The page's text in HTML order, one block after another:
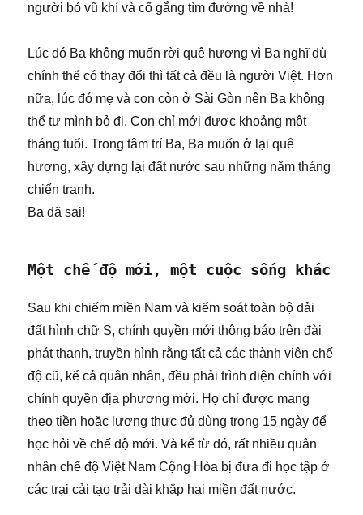
người bỏ vũ khí và cố gắng tìm đường về nhà!
Lúc đó Ba không muốn rời quê hương vì Ba nghĩ dù
chính thể có thay đổi thì tất cả đều là người Việt. Hơn
nữa, lúc đó mẹ và con còn ở Sài Gòn nên Ba không
thể tự mình bỏ đi. Con chỉ mới được khoảng một
tháng tuổi. Trong tâm trí Ba, Ba muốn ở lại quê
hương, xây dựng lại đất nước sau những năm tháng
chiến tranh.
Ba đã sai!
Một chế độ mới, một cuộc sống khác
Sau khi chiếm miền Nam và kiểm soát toàn bộ dải
đất hình chữ S, chính quyền mới thông báo trên đài
phát thanh, truyền hình rằng tất cả các thành viên chế
độ cũ, kể cả quân nhân, đều phải trình diện chính với
chính quyền địa phương mới. Họ chỉ được mang
theo tiền hoặc lương thực đủ dùng trong 15 ngày để
học hỏi về chế độ mới. Và kể từ đó, rất nhiều quân
nhân chế độ Việt Nam Cộng Hòa bị đưa đi học tập ở
các trại cải tạo trải dài khắp hai miền đất nước.